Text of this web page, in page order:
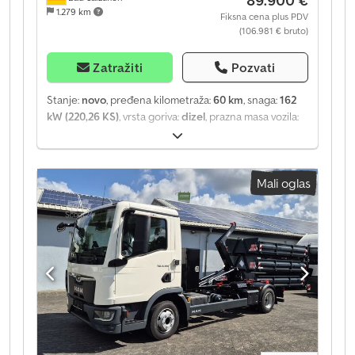
1.279 km
Fiksna cena plus PDV
(106.981 € bruto)
Zatražiti Pozvati
Stanje: novo, pređena kilometraža:60 km, snaga:162
kW (220,26 KS) , vrsta goriva:dizel , prazna masa vozila:
, maksimalna nosivost:
težina:11.990 kg, konfiguracija osovina:4x2,
međuosovinsko rastojanje:4.200 mm, gorivo:dizel,
boja:
, kabina vozača:dnevna kabina
, tip prenosa:
automatski, emisioni razred:Euro 6, suspencija:ostalo,
broj sedišta:2, ukupna dužina:8.200 mm, dužina
tovarnog prostora:
6.000 mm, Oprema:ABS, centralno
zaključavanje, diferencijalna blokada, kablovinsko
vitlo, klima uređaj, kontrola proklizavanja,
navigacioni sistem, sistem imobilizera, spojler,
tempomat, ugrađeni računar, vučna spojnica
prikolice , Novo vozilo, vreme isporuke 4 do 5 meseci -
MAN TGL 8.220 BL EUR6, kamion za prevoz vozila - Dizel
motor MAN D0834 LFLAQ, snaga 162 kW (220 KS),
Mali oglas